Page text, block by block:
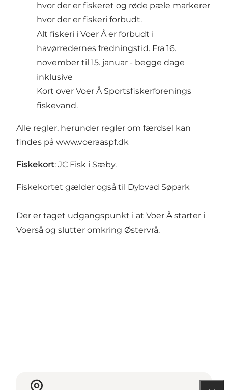
hvor der er fiskeret og røde pæle markerer
hvor der er fiskeri forbudt.
Alt fiskeri i Voer Å er forbudt i
havørredernes fredningstid. Fra 16.
november til 15. januar - begge dage
inklusive
Kort over Voer Å Sportsfiskerforenings
fiskevand.
Alle regler, herunder regler om færdsel kan
findes på www.voeraaspf.dk
Fiskekort: JC Fisk i Sæby.
Fiskekortet gælder også til Dybvad Søpark
Der er taget udgangspunkt i at Voer Å starter i
Voerså og slutter omkring Østervrå.